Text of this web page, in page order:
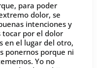
para poder
dolor, se
intenciones y
tocar por el dolor
en el lugar del otro,
ponernos porque ni
Yo no